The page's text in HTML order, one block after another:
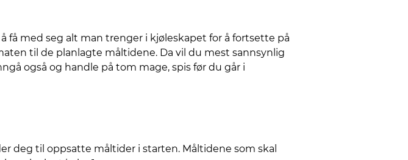
få med seg alt man trenger i kjøleskapet for å fortsette på
til de planlagte måltidene. Da vil du mest sannsynlig
også og handle på tom mage, spis før du går i
deg til oppsatte måltider i starten. Måltidene som skal